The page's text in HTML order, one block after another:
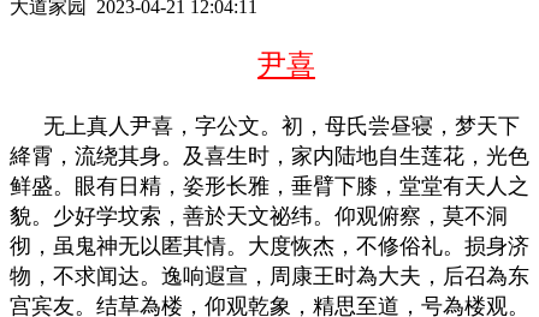
大道家园 2023-04-21 12:04:11
尹喜
无上真人尹喜，字公文。初，母氏尝昼寝，梦天下
絳霄，流绕其身。及喜生时，家内陆地自生莲花，光色
鲜盛。眼有日精，姿形长雅，垂臂下膝，堂堂有天人之
貌。少好学坟索，善於天文祕纬。仰观俯察，莫不洞
彻，虽鬼神无以匿其情。大度恢杰，不修俗礼。损身济
物，不求闻达。逸响遐宣，周康王时為大夫，后召為东
宫宾友。结草為楼，仰观乾象，精思至道，号為楼观。